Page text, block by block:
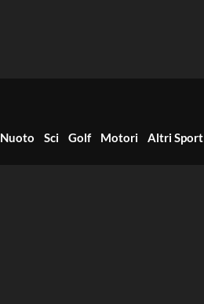
Nuoto Sci Golf Motori Altri Sport